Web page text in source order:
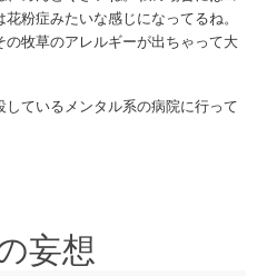
粉症みたいな感じになってるね。
牧草のアレルギーが出ちゃって大
ているメンタル系の病院に行って
妄想